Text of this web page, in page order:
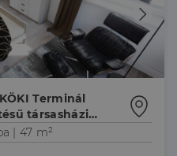
Terminál
társasházi
magas
lokációval!
| 47 m²